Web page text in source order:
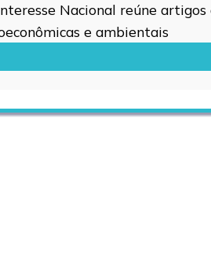
Nacional reúne
e ambientais